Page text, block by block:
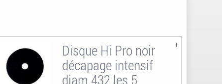
Disque Hi Pro noir
décapage intensif
diam 432 les 5